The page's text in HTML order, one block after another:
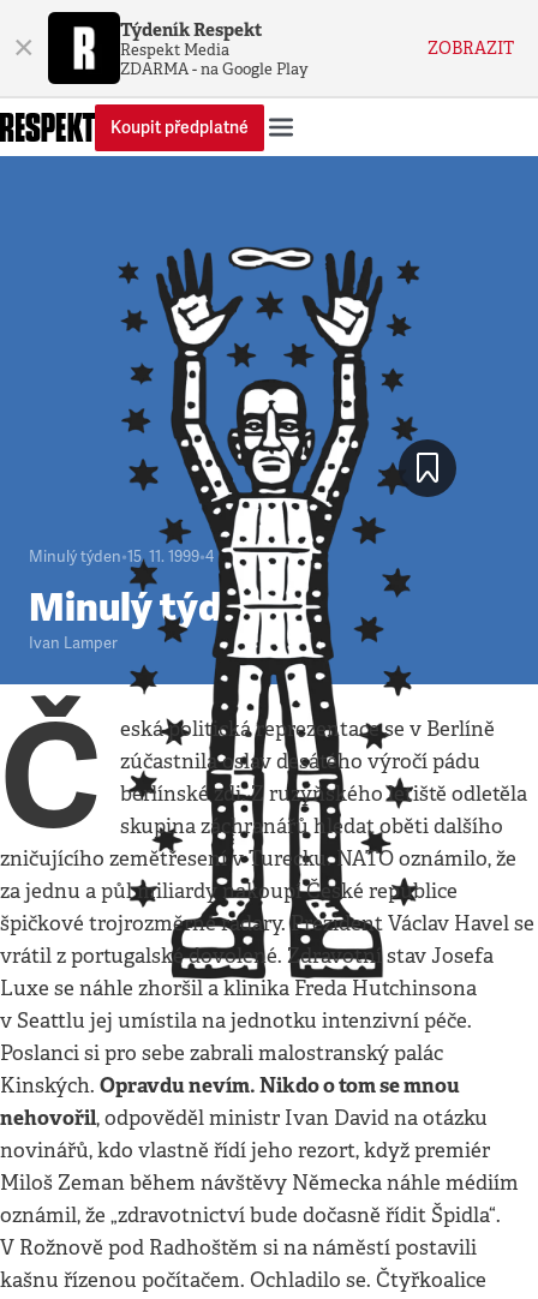
× Týdeník Respekt
Respekt Media
ZDARMA - na Google Play
ZOBRAZIT
Koupit předplatné
Minulý týden•15. 11. 1999•4minuty
Minulý týden
Ivan Lamper
Č
eská politická reprezentace se v Berlíně
zúčastnila oslav desátého výročí pádu
berlínské zdi. Z ruzyňského letiště odletěla
skupina záchranářů hledat oběti dalšího
zničujícího zemětřesení v Turecku. NATO oznámilo, že
za jednu a půl miliardy nakoupí České republice
špičkové trojrozměrné radary. Prezident Václav Havel se
vrátil z portugalské dovolené. Zdravotní stav Josefa
Luxe se náhle zhoršil a klinika Freda Hutchinsona
v Seattlu jej umístila na jednotku intenzivní péče.
Poslanci si pro sebe zabrali malostranský palác
Kinských. Opravdu nevím. Nikdo o tom se mnou
nehovořil, odpověděl ministr Ivan David na otázku
novinářů, kdo vlastně řídí jeho rezort, když premiér
Miloš Zeman během návštěvy Německa náhle médiím
oznámil, že „zdravotnictví bude dočasně řídit Špidla“.
V Rožnově pod Radhoštěm si na náměstí postavili
kašnu řízenou počítačem. Ochladilo se. Čtyřkoalice